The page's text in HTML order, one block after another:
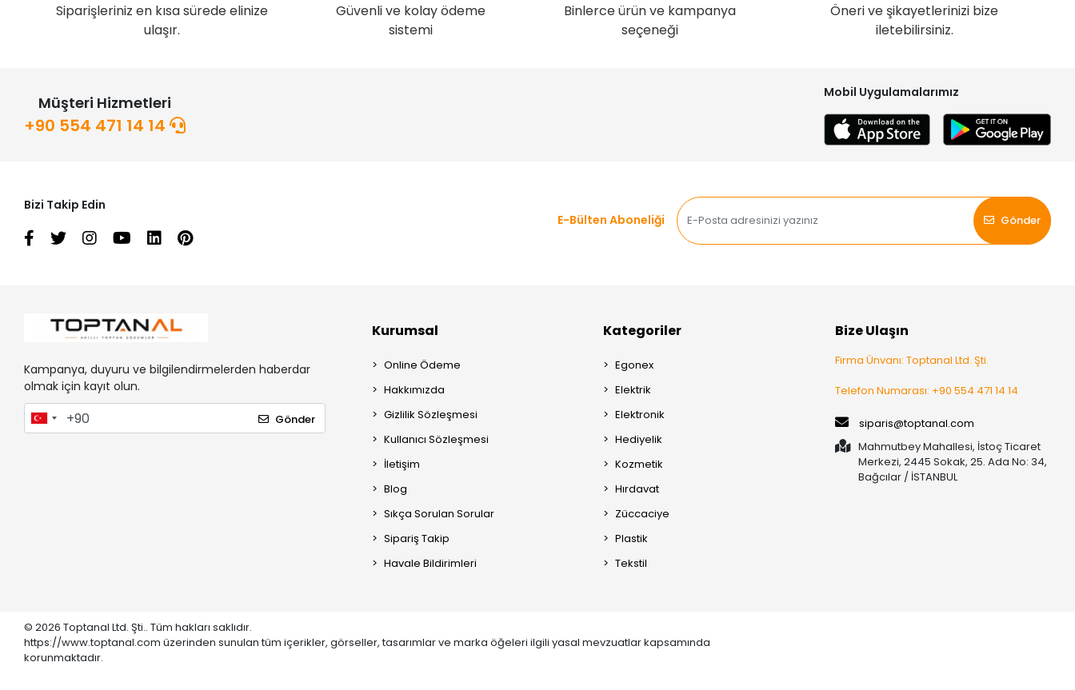
Siparişleriniz en kısa sürede elinize
ulaşır.
Güvenli ve kolay ödeme
sistemi
Binlerce ürün ve kampanya
seçeneği
Öneri ve şikayetlerinizi bize
iletebilirsiniz.
Müşteri Hizmetleri
+90 554 471 14 14
Mobil Uygulamalarımız
Bizi Takip Edin
E-Bülten Aboneliği
Gönder
Kampanya, duyuru ve bilgilendirmelerden haberdar
olmak için kayıt olun.
Gönder
Kurumsal
Online Ödeme
Hakkımızda
Gizlilik Sözleşmesi
Kullanıcı Sözleşmesi
İletişim
Blog
Sıkça Sorulan Sorular
Sipariş Takip
Havale Bildirimleri
Kategoriler
Egonex
Elektrik
Elektronik
Hediyelik
Kozmetik
Hırdavat
Züccaciye
Plastik
Tekstil
Bize Ulaşın
Firma Ünvanı: Toptanal Ltd. Şti.
Telefon Numarası: +90 554 471 14 14
siparis@toptanal.com
Mahmutbey Mahallesi, İstoç Ticaret
Merkezi, 2445 Sokak, 25. Ada No: 34,
Bağcılar / İSTANBUL
© 2026 Toptanal Ltd. Şti.. Tüm hakları saklıdır.
https://www.toptanal.com üzerinden sunulan tüm içerikler, görseller, tasarımlar ve marka öğeleri ilgili yasal mevzuatlar kapsamında
korunmaktadır.